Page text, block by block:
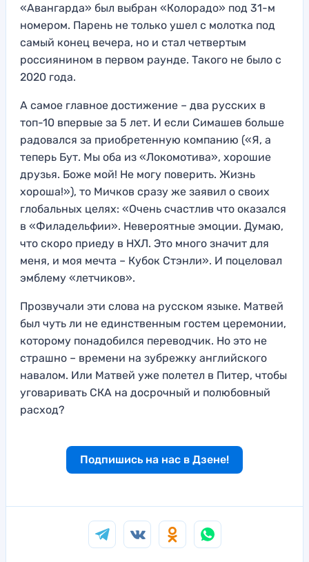
«Авангарда» был выбран «Колорадо» под 31-м
номером. Парень не только ушел с молотка под
самый конец вечера, но и стал четвертым
россиянином в первом раунде. Такого не было с
2020 года.
А самое главное достижение – два русских в
топ-10 впервые за 5 лет. И если Симашев больше
радовался за приобретенную компанию («Я, а
теперь Бут. Мы оба из «Локомотива», хорошие
друзья. Боже мой! Не могу поверить. Жизнь
хороша!»), то Мичков сразу же заявил о своих
глобальных целях: «Очень счастлив что оказался
в «Филадельфии». Невероятные эмоции. Думаю,
что скоро приеду в НХЛ. Это много значит для
меня, и моя мечта – Кубок Стэнли». И поцеловал
эмблему «летчиков».
Прозвучали эти слова на русском языке. Матвей
был чуть ли не единственным гостем церемонии,
которому понадобился переводчик. Но это не
страшно – времени на зубрежку английского
навалом. Или Матвей уже полетел в Питер, чтобы
уговаривать СКА на досрочный и полюбовный
расход?
Подпишись на нас в Дзене!